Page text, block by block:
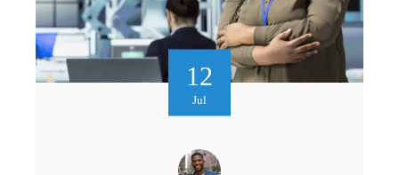
12
Jul